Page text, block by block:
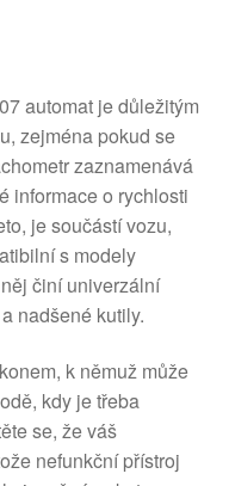
automat je důležitým
zejména pokud se
zaznamenává
informace o rychlosti
je součástí vozu,
s modely
činí univerzální
nadšené kutily.
k němuž může
kdy je třeba
se, že váš
nefunkční přístroj